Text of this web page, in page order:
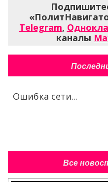
Telegram,
каналы
Ошибка сети...
Все